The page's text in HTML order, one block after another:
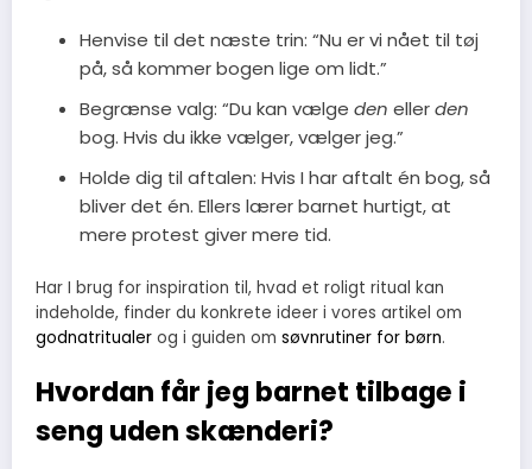
Henvise til det næste trin: “Nu er vi nået til tøj
på, så kommer bogen lige om lidt.”
Begrænse valg: “Du kan vælge den ellerden
bog. Hvis du ikke vælger, vælger jeg.”
Holde dig til aftalen: Hvis I har aftalt én bog, så
bliver det én. Ellers lærer barnet hurtigt, at
mere protest giver mere tid.
Har I brug for inspiration til, hvad et roligt ritual kan
indeholde, finder du konkrete ideer i vores artikel om
godnatritualer og i guiden om søvnrutiner for børn.
Hvordan får jeg barnet tilbage i
seng uden skænderi?